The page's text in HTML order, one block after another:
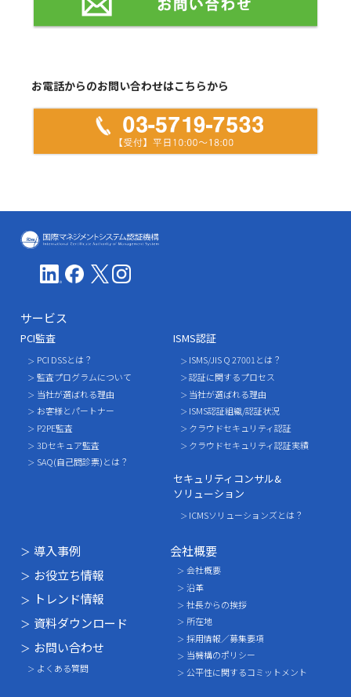
お電話からのお問い合わせはこちらから
サービス
PCI監査
PCI DSSとは？
監査プログラムについて
当社が選ばれる理由
お客様とパートナー
P2PE監査
3Dセキュア監査
SAQ(自己問診票)とは？
ISMS認証
ISMS/JIS Q 27001とは？
認証に関するプロセス
当社が選ばれる理由
ISMS認証組織/認証状況
クラウドセキュリティ認証
クラウドセキュリティ認証実績
セキュリティコンサル&
ソリューション
ICMSソリューションズとは？
導入事例
お役立ち情報
トレンド情報
資料ダウンロード
お問い合わせ
よくある質問
会社概要
会社概要
沿革
社長からの挨拶
所在地
採用情報／募集要項
当機構のポリシー
公平性に関するコミットメント